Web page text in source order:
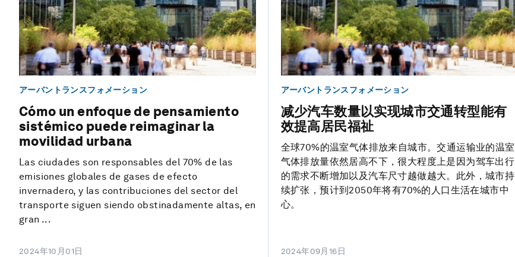
アーバントランスフォメーション
Cómo un enfoque de pensamiento
sistémico puede reimaginar la
movilidad urbana
Las ciudades son responsables del 70% de las
emisiones globales de gases de efecto
invernadero, y las contribuciones del sector del
transporte siguen siendo obstinadamente altas, en
gran ...
2024年10月01日
アーバントランスフォメーション
减少汽车数量以实现城市交通转型能有
效提高居民福祉
全球70%的温室气体排放来自城市。交通运输业的温室
气体排放量依然居高不下，很大程度上是因为驾车出行
的需求不断增加以及汽车尺寸越做越大。此外，城市持
续扩张，预计到2050年将有70%的人口生活在城市中
心。
2024年09月16日